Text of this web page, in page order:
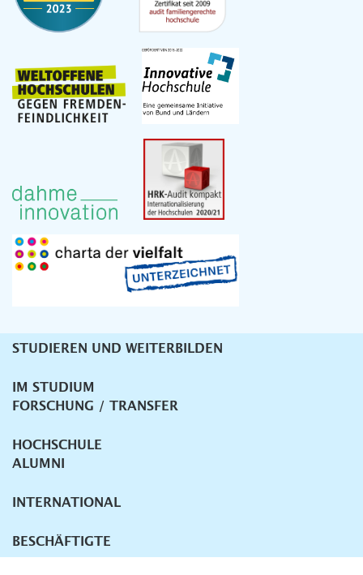
Unternavigation
STUDIEREN UND WEITERBILDEN
IM STUDIUM
FORSCHUNG / TRANSFER
HOCHSCHULE
ALUMNI
INTERNATIONAL
BESCHÄFTIGTE